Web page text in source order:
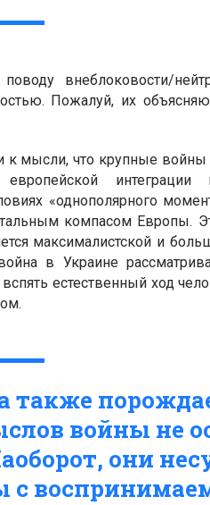
внеблоковости/
Пожалуй, их
мысли, что крупные войны
интеграции
«однополярного
компасом Европы.
максималистской и
в Украине
естественный ход
также
войны не
они
с